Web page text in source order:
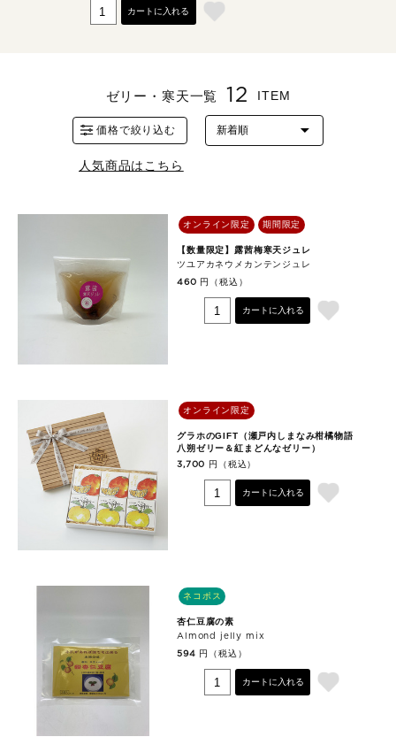
カートに入れる
ゼリー・寒天一覧 12 ITEM
価格で絞り込む
人気商品はこちら
オンライン限定 期間限定
【数量限定】露茜梅寒天ジュレ
ツユアカネウメカンテンジュレ
460 円（税込）
カートに入れる
オンライン限定
グラホのGIFT（瀬戸内しまなみ柑橘物語
八朔ゼリー＆紅まどんなゼリー）
3,700 円（税込）
カートに入れる
ネコポス
杏仁豆腐の素
Almond jelly mix
594 円（税込）
カートに入れる